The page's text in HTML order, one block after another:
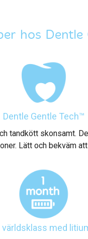
hos Dentle
Dentle Gentle Tech™
tandkött skonsamt.
Lätt och bekväm
världsklass med